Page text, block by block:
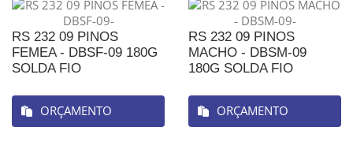
RS 232 09 PINOS
FEMEA - DBSF-09 180G
SOLDA FIO
ORÇAMENTO
RS 232 09 PINOS
MACHO - DBSM-09
180G SOLDA FIO
ORÇAMENTO